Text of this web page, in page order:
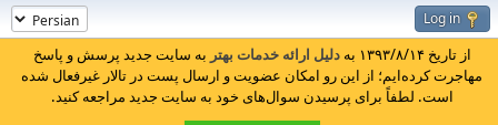
Log in
از تاریخ ۱۳۹۳/۸/۱۴ به دلیل ارائه خدمات بهتر به سایت جدید پرسش و پاسخ
مهاجرت کرده‌ایم؛ از این رو امکان عضویت و ارسال پست در تالار غیرفعال شده
است. لطفاً برای پرسیدن سوال‌های خود به سایت جدید مراجعه کنید.